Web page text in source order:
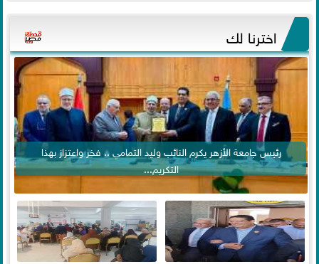
اخترنا لك
رئيس جامعة الأزهر يكرم النائب وليد التمامي .. فخر واعتزاز بهذا
التكريم...